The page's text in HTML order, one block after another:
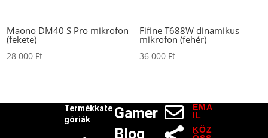
Maono DM40 S Pro mikrofon
(fekete)
28 000 Ft
Fifine T688W dinamikus
mikrofon (fehér)
36 000 Ft
Termékkate
góriák
Gamer
Blog

EMA
IL
KÖZ